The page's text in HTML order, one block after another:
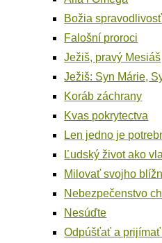
Božia spra­vod­li­vosť
Faloš­ní proroci
Ježiš, pra­vý Mesiáš
Ježiš: Syn Márie,
Koráb záchra­ny
Kvas pokry­tec­tva
Len jed­no je
Ľud­ský život ako
Milo­vať svoj­ho
Nebez­pe­čen­stvo
Nesúď­te
Odpúš­ťať a